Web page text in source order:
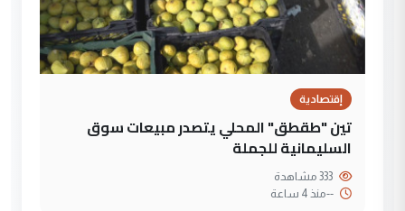
إقتصادية
تين "طقطق" المحلي يتصدر مبيعات سوق
السليمانية للجملة
--منذ 4 ساعة